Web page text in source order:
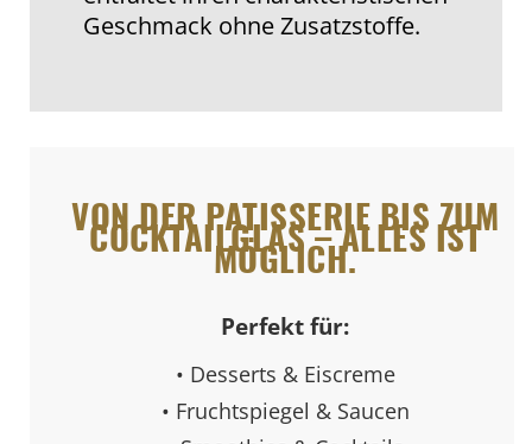
Geschmack ohne Zusatzstoffe.
VON DER PATISSERIE BIS ZUM
COCKTAILGLAS – ALLES IST
MÖGLICH.
Perfekt für:
• Desserts & Eiscreme
• Fruchtspiegel & Saucen